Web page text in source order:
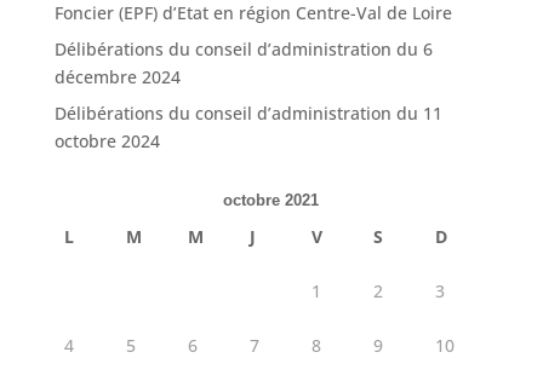
Foncier (EPF) d’Etat en région Centre-Val de Loire
Délibérations du conseil d’administration du 6
décembre 2024
Délibérations du conseil d’administration du 11
octobre 2024
octobre 2021
L M M J V S D
1 2 3
4 5 6 7 8 9 10